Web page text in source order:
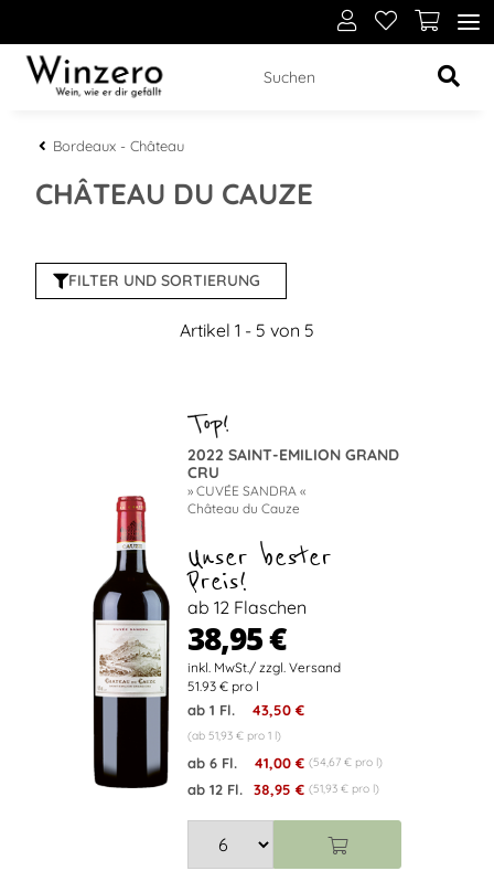
Bordeaux - Château
CHÂTEAU DU CAUZE
FILTER UND SORTIERUNG
Artikel 1 - 5 von 5
2022 SAINT-EMILION GRAND
CRU
» CUVÉE SANDRA «
Château du Cauze
Unser bester
Preis!
ab 12 Flaschen
38,95 €
51.93 € pro l
ab 1 Fl. 43,50 €
(ab 51,93 € pro 1 l)
ab 6 Fl. 41,00 € (54,67 € pro l)
ab 12 Fl. 38,95 € (51,93 € pro l)